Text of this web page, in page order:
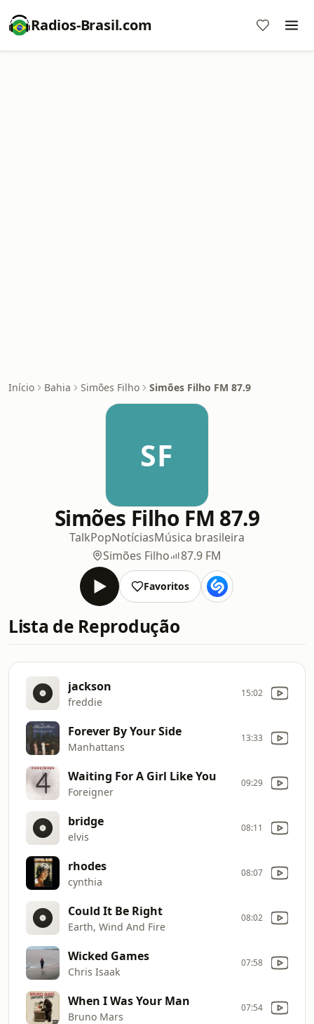
Radios-Brasil.com
Início Bahia Simões Filho Simões Filho FM 87.9
SF
Simões Filho FM 87.9
TalkPopNotíciasMúsica brasileira
Simões Filho
87.9 FM
Favoritos
Lista de Reprodução
jackson
freddie
15:02
Forever By Your Side
Manhattans
13:33
Waiting For A Girl Like You
Foreigner
09:29
bridge
elvis
08:11
rhodes
cynthia
08:07
Could It Be Right
Earth, Wind And Fire
08:02
Wicked Games
Chris Isaak
07:58
When I Was Your Man
Bruno Mars
07:54